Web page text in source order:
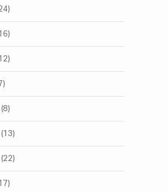
(8)
(13)
(22)